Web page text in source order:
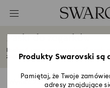
Lista kluczy dostępu
2 - Stopka
Paski do zegarków
zegarków...Czytaj więcej
Produkty Swarovski są
Pamiętaj, że Twoje
adresy znajdujące